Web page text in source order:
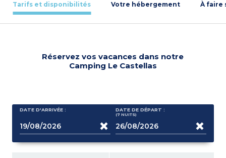
Tarifs et disponibilités Votre hébergement À faire
Réservez vos vacances dans notre
Camping Le Castellas
DATE D'ARRIVÉE : DATE DE DÉPART :
(7 NUITS)